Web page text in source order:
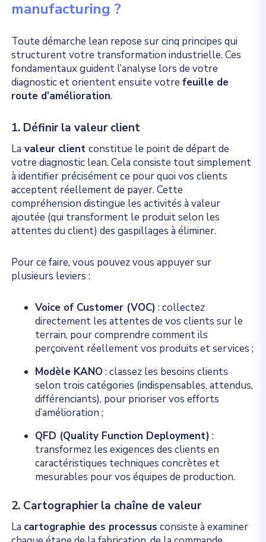
manufacturing ?
Toute démarche lean repose sur cinq principes qui
structurent votre transformation industrielle. Ces
fondamentaux guident l’analyse lors de votre
diagnostic et orientent ensuite votrefeuille de
route d’amélioration.
1. Définir la valeur client
La valeur client constitue le point de départ de
votre diagnostic lean. Cela consiste tout simplement
à identifier précisément ce pour quoi vos clients
acceptent réellement de payer. Cette
compréhension distingue les activités à valeur
ajoutée (qui transforment le produit selon les
attentes du client) des gaspillages à éliminer.
Pour ce faire, vous pouvez vous appuyer sur
plusieurs leviers :
Voice of Customer (VOC) : collectez
directement les attentes de vos clients sur le
terrain, pour comprendre comment ils
perçoivent réellement vos produits et services ;
Modèle KANO: classez les besoins clients
selon trois catégories (indispensables, attendus,
différenciants), pour prioriser vos efforts
d’amélioration ;
QFD (Quality Function Deployment) :
transformez les exigences des clients en
caractéristiques techniques concrètes et
mesurables pour vos équipes de production.
2. Cartographier la chaîne de valeur
La cartographie des processus consiste à examiner